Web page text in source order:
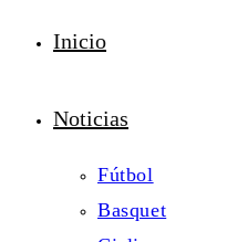
Inicio
Noticias
Fútbol
Basquet